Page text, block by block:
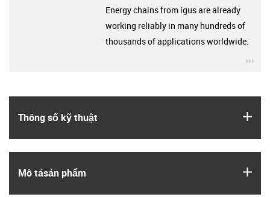
Thông số kỹ thuật
Mô tả­sản phẩm
Energy chains from igus are already
working reliably in many hundreds of
thousands of applications worldwide.